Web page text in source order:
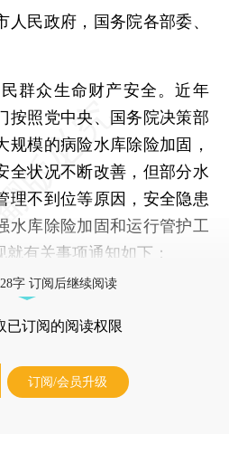
民政府，国务院各部委、
众生命财产安全。近年
按照党中央、国务院决策部
规模的病险水库除险加固，
全状况不断改善，但部分水
理不到位等原因，安全隐患
水库除险加固和运行管护工
有关事项通知如下：
字 订阅后继续阅读
已订阅的阅读权限
订阅/会员升级